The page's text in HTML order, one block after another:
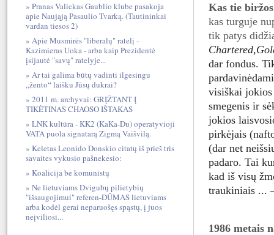
Kas tie
kas turguje
tik patys
Chartered,
dar fondus.
visiškai jokios
smegenis ir
jokios
pirkėjais
(dar net
padaro. Tai
kad iš visų
traukiniais ...
1986 metais
Pranas Valickas Gaublio klube pasakoja
apie Naująją Pasaulio Tvarką. (Tautininkai
vardan tiesos 2)
Apie Musmirės "liberalų" ratelį -
Kazimieras Uoka - arba kaip Prezidentė
įsijautė "savų" ratelyje...
Ar tai galima būtų vadinti ilgesingu
„žento“ laišku Jūsų dukrai?
2011 m. archyvai: GRĮŽTANT Į
TIKĖTINAS CHAOSO IŠTAKAS
LNK kultūra - KK2 (KaKa-Du) operatyvioji
VATA puola signatarą Zigmą Vaišvilą.
Keletas Leonido Donskio citatų iš prieš tris
savaites vykusio pašnekesio:
Koalicija be komunistų
Ne lietuviams Dvigubų pilietybių
"išsaugojimui" referen-DŪMAS lietuviams
arba kodėl gerai neparuošęs spąstų, į juos
neįviliosi...